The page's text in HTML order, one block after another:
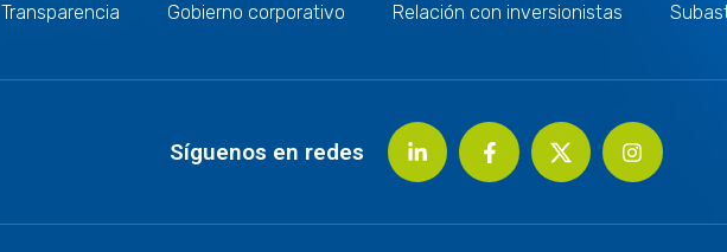
Transparencia Gobierno corporativo Relación con inversionistas
Síguenos en redes